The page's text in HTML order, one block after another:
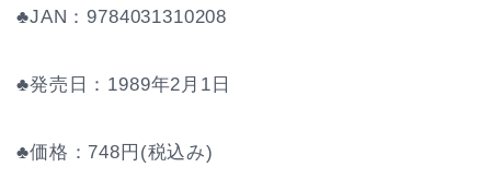
♣JAN：9784031310208
♣発売日：1989年2月1日
♣価格：748円(税込み)